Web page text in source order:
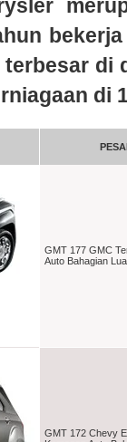
di
di
GMT 177 GMC
Auto Bahagian
GMT 172 Chevy